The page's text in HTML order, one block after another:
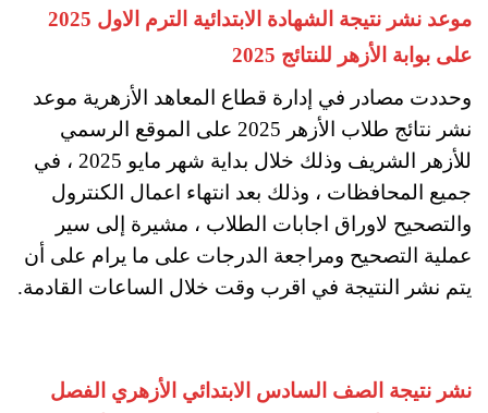
موعد نشر نتيجة الشهادة الابتدائية الترم الاول 2025
على بوابة الأزهر للنتائج 2025
وحددت مصادر في إدارة قطاع المعاهد الأزهرية موعد
نشر نتائج طلاب الأزهر 2025 على الموقع الرسمي
للأزهر الشريف وذلك خلال بداية شهر مايو 2025 ، في
جميع المحافظات ، وذلك بعد انتهاء اعمال الكنترول
والتصحيح لاوراق اجابات الطلاب ، مشيرة إلى سير
عملية التصحيح ومراجعة الدرجات على ما يرام على أن
يتم نشر النتيجة في اقرب وقت خلال الساعات القادمة.
نشر نتيجة الصف السادس الابتدائي الأزهري الفصل